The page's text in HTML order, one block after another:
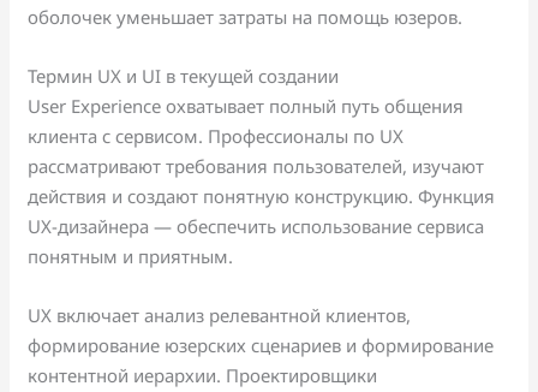
оболочек уменьшает затраты на помощь юзеров.
Термин UX и UI в текущей создании
User Experience охватывает полный путь общения
клиента с сервисом. Профессионалы по UX
рассматривают требования пользователей, изучают
действия и создают понятную конструкцию. Функция
UX-дизайнера — обеспечить использование сервиса
понятным и приятным.
UX включает анализ релевантной клиентов,
формирование юзерских сценариев и формирование
контентной иерархии. Проектировщики